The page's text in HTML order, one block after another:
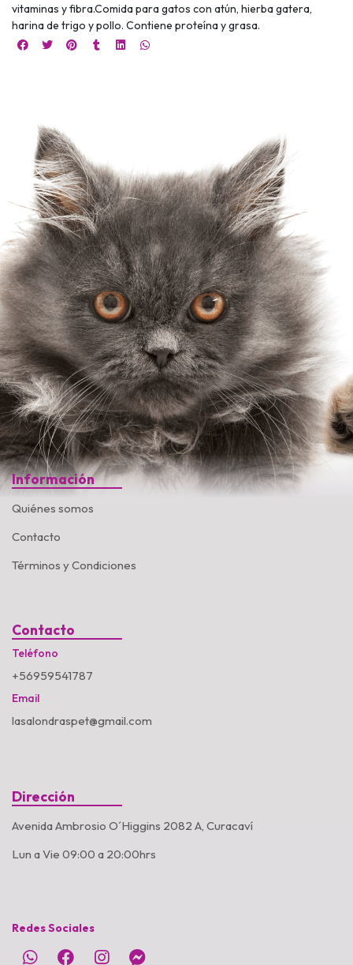
vitaminas y fibra.Comida para gatos con atún, hierba gatera,
harina de trigo y pollo. Contiene proteína y grasa.
Información
Quiénes somos
Contacto
Términos y Condiciones
Contacto
Teléfono
+56959541787
Email
lasalondraspet@gmail.com
Dirección
Avenida Ambrosio O´Higgins 2082 A, Curacaví
Lun a Vie 09:00 a 20:00hrs
Redes Sociales